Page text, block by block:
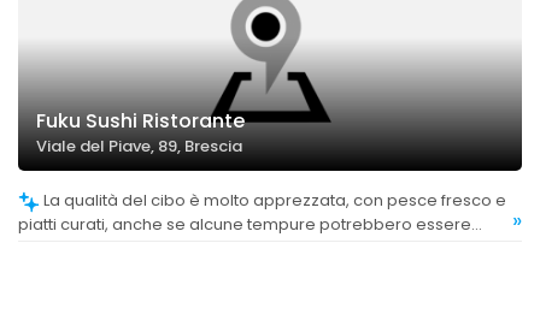
Fuku Sushi Ristorante
Viale del Piave, 89, Brescia
piatti curati, anche se alcune tempure potrebbero essere
»